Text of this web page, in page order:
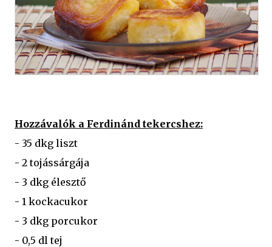
Hozzávalók a Ferdinánd tekercshez:
- 35 dkg liszt
- 2 tojássárgája
- 3 dkg élesztő
- 1 kockacukor
- 3 dkg porcukor
- 0,5 dl tej